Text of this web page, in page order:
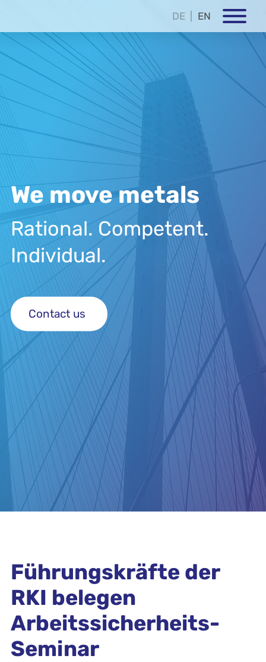
DE EN
We move metals
Rational. Competent.
Individual.
Contact us
Führungskräfte der
RKI belegen
Arbeitssicherheits-
Seminar